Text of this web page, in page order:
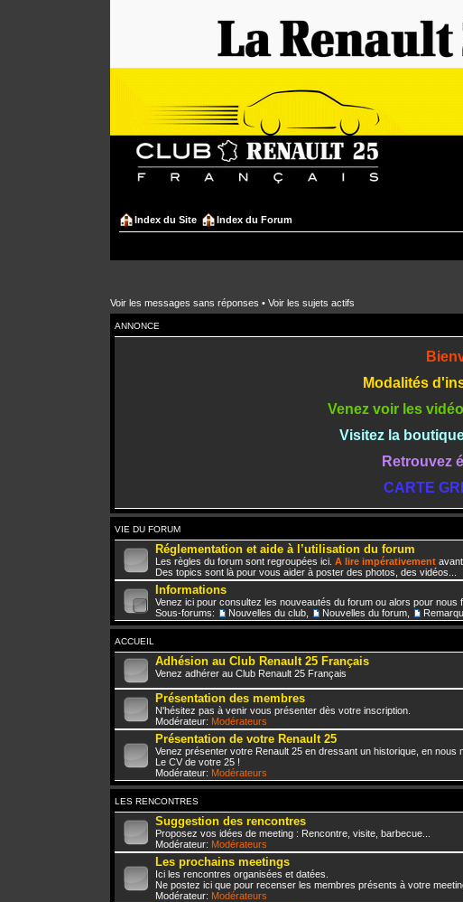
Index du Site Index du Forum
Voir les messages sans réponses • Voir les sujets actifs
ANNONCE
Modalités
Venez voir les
Visitez la
Retrouvez
CARTE
VIE DU FORUM
Réglementation et aide à l’utilisation du forum
Les règles du forum sont regroupées ici. A lire impérativement
Des topics sont là pour vous aider à poster des photos, des vidéos...
Informations
Venez ici pour consultez les nouveautés du forum ou alors pour nous
Sous-forums:
Nouvelles du club Nouvelles du forum
ACCUEIL
Adhésion au Club Renault 25 Français
Venez adhérer au Club Renault 25 Français
Présentation des membres
N'hésitez pas à venir vous présenter dès votre inscription.
Modérateur: Modérateurs
Présentation de votre Renault 25
Venez présenter votre Renault 25 en dressant un historique, en nous
Le CV de votre 25 !
Modérateur: Modérateurs
LES RENCONTRES
Suggestion des rencontres
Proposez vos idées de meeting : Rencontre, visite, barbecue...
Modérateur: Modérateurs
Les prochains meetings
Ici les rencontres organisées et datées.
Ne postez ici que pour recenser les membres présents à votre
Modérateur: Modérateurs